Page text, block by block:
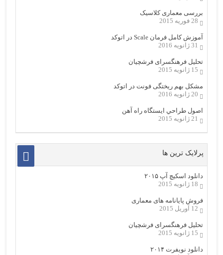
بررسی معماری کلاسیک
28 فوریه 2015
آموزش کامل فرمان Scale در اتوکد
31 ژانویه 2016
تحلیل فرهنگسرای فرشچیان
15 ژانویه 2015
مشکل بهم ریختگی فونت در اتوکد
20 ژانویه 2016
اصول طراحي ایستگاه راه آهن
21 ژانویه 2015
پرلایک ترین ها
دانلود اسکیچ آپ ۲۰۱۵
18 ژانویه 2015
فروش پایانامه های معماری
12 آوریل 2015
تحلیل فرهنگسرای فرشچیان
15 ژانویه 2015
دانلود نویفرت ۲۰۱۴